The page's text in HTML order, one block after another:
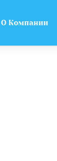
О Компании